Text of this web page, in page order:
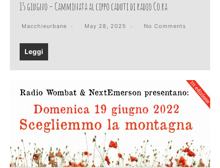
15 giugno – Camminata al cippo caduti di radio Co.ra.
Macchieurbane May 28, 2025 No Comments
Leggi